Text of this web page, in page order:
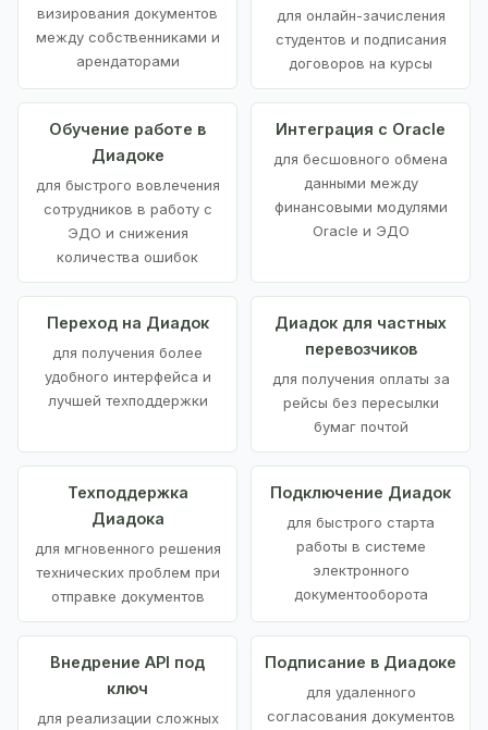
визирования документов
между собственниками и
арендаторами
для онлайн-зачисления
студентов и подписания
договоров на курсы
Обучение работе в
Диадоке
для быстрого вовлечения
сотрудников в работу с
ЭДО и снижения
количества ошибок
Интеграция с Oracle
для бесшовного обмена
данными между
финансовыми модулями
Oracle и ЭДО
Переход на Диадок
для получения более
удобного интерфейса и
лучшей техподдержки
Диадок для частных
перевозчиков
для получения оплаты за
рейсы без пересылки
бумаг почтой
Техподдержка
Диадока
для мгновенного решения
технических проблем при
отправке документов
Подключение Диадок
для быстрого старта
работы в системе
электронного
документооборота
Внедрение API под
ключ
для реализации сложных
Подписание в Диадоке
для удаленного
согласования документов